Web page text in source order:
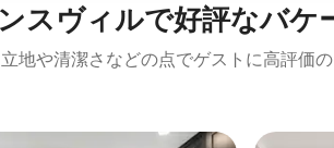
スヴィルで好評なバケ
立地や清潔さなどの点でゲストに高評価の